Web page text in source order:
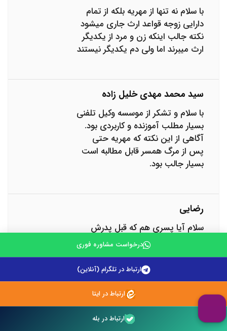
با سلام نه تنها از مهریه بلکه از تمام
دارایی زوجه قواعد ارث جاری میشود
نکته جالب اینکه زن و مرد از یکدیگر
ارث میبرند اما ولی دم یکدیگر نیستند
سید محمد مهدی خلیل زاده
با سلام و تشکر از موسسه وکیل تلفنی
بسیار مطلب آموزنده و کاربردی بود.
آگاهی از این نکته که مهریه حتی
پس از مرگ همسر قابل مطالبه است
بسیار جالب بود.
رضایی
سلام آیا پسری هم که قبل پدرش
فوت شده ارث میبره؟؟ یعنی
فرزندانش به نمایندگی ارث
Mohamad Sheykhi
درخواست مشاوره فوری
ارتباط در تلگرام (آنلاین)
ارتباط در ایتا
ارتباط در بله